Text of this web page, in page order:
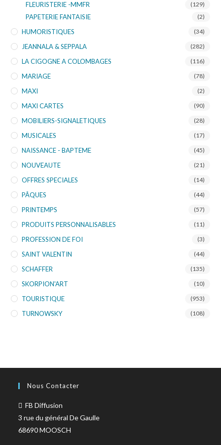
FLEURISTERIE -MMFR (129)
PAPETERIE FANTAISIE (2)
HUMORISTIQUES (34)
JEANNALA & SEPPALA (282)
LA CIGOGNE A COLOMBAGES (116)
MARIAGE (78)
MAXI (2)
MAXI CARTES (90)
MOBILIERS-SIGNALETIQUES (28)
MUSICALES (17)
NAISSANCE - BAPTEME (45)
NOUVEAUTE (21)
OFFRES SPECIALES (14)
PÂQUES (44)
PRINTEMPS (57)
PRODUITS PERSONNALISABLES (11)
PROFESSION DE FOI (3)
SAINT VALENTIN (44)
SCHAFFER (135)
SKORPION'ART (10)
TOURISTIQUE (953)
TURNOWSKY (108)
Nous Contacter
FB Diffusion
3 rue du général De Gaulle
68690 MOOSCH